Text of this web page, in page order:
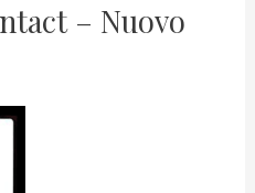
– Nuovo